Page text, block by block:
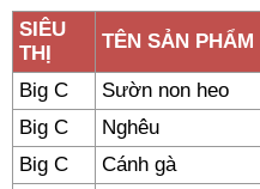
SIÊU
THỊ
TÊN SẢN PHẨM
Big C
Sườn non heo
Big C
Nghêu
Big C
Cánh gà